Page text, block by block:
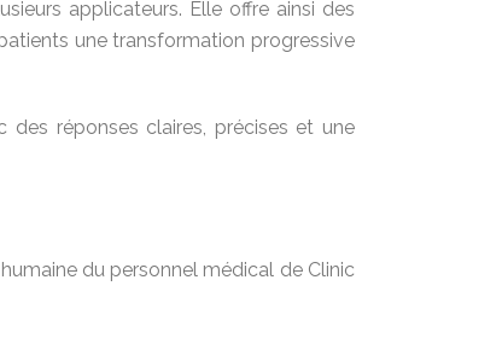
applicateurs. Elle offre ainsi des
une transformation progressive
des réponses claires, précises et une
du personnel médical de Clinic